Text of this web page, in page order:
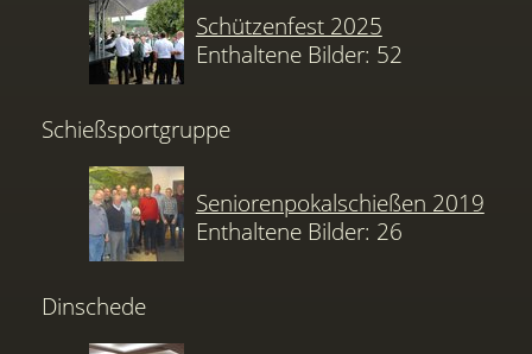
Schützenfest 2025
Enthaltene Bilder: 52
Schießsportgruppe
Seniorenpokalschießen 2019
Enthaltene Bilder: 26
Dinschede